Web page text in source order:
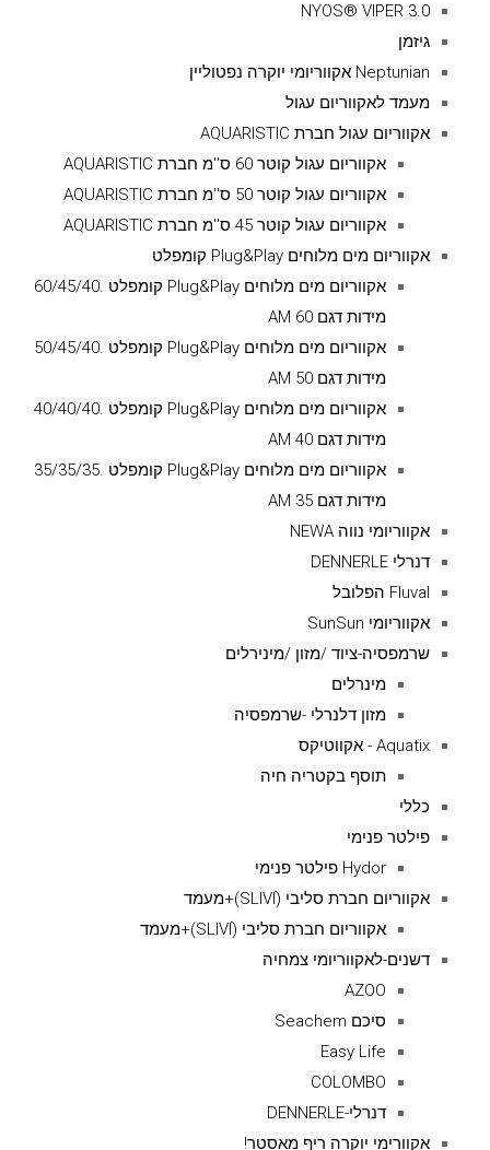
NYOS® VIPER 3.0
גיזמן
Neptunian אקווריומי יוקרה נפטוליין
מעמד לאקווריום עגול
אקווריום עגול חברת AQUARISTIC
אקווריום עגול קוטר 60 ס''מ חברת AQUARISTIC
אקווריום עגול קוטר 50 ס''מ חברת AQUARISTIC
אקווריום עגול קוטר 45 ס''מ חברת AQUARISTIC
אקווריום מים מלוחים Plug&Play קומפלט
אקווריום מים מלוחים Plug&Play קומפלט .60/45/40
מידות דגם AM 60
אקווריום מים מלוחים Plug&Play קומפלט .50/45/40
מידות דגם AM 50
אקווריום מים מלוחים Plug&Play קומפלט .40/40/40
מידות דגם AM 40
אקווריום מים מלוחים Plug&Play קומפלט .35/35/35
מידות דגם AM 35
אקווריומי נווה NEWA
דנרלי DENNERLE
Fluval הפלובל
אקווריומי SunSun
שרמפסיה-ציוד /מזון /מינירלים
מינרלים
מזון דלנרלי -שרמפסיה
Aquatix - אקווטיקס
תוסף בקטריה חיה
כללי
פילטר פנימי
Hydor פילטר פנימי
אקווריום חברת סליבי (SLIVIׂׂ)+מעמד
אקווריום חברת סליבי (SLIVIׂׂ)+מעמד
דשנים-לאקווריומי צמחיה
AZOO
סיכם Seachem
Easy Life
COLOMBO
דנרלי-DENNERLE
אקוורימי יוקרה ריף מאסטר!